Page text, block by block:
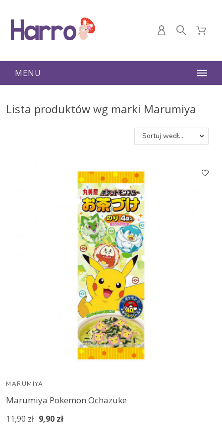
MENU
Lista produktów wg marki Marumiya
Sortuj według: Nazwa, A do Z
MARUMIYA
Marumiya Pokemon Ochazuke
11,90 zł 9,90 zł